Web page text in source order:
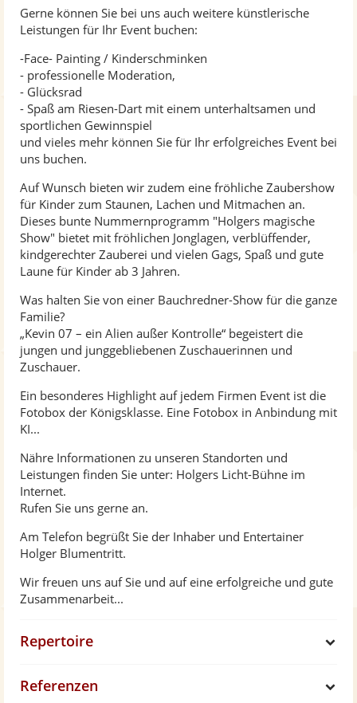
Gerne können Sie bei uns auch weitere künstlerische
Leistungen für Ihr Event buchen:
-Face- Painting / Kinderschminken
- professionelle Moderation,
- Glücksrad
- Spaß am Riesen-Dart mit einem unterhaltsamen und
sportlichen Gewinnspiel
und vieles mehr können Sie für Ihr erfolgreiches Event bei
uns buchen.
Auf Wunsch bieten wir zudem eine fröhliche Zaubershow
für Kinder zum Staunen, Lachen und Mitmachen an.
Dieses bunte Nummernprogramm "Holgers magische
Show" bietet mit fröhlichen Jonglagen, verblüffender,
kindgerechter Zauberei und vielen Gags, Spaß und gute
Laune für Kinder ab 3 Jahren.
Was halten Sie von einer Bauchredner-Show für die ganze
Familie?
„Kevin 07 – ein Alien außer Kontrolle“ begeistert die
jungen und junggebliebenen Zuschauerinnen und
Zuschauer.
Ein besonderes Highlight auf jedem Firmen Event ist die
Fotobox der Königsklasse. Eine Fotobox in Anbindung mit
KI...
Nähre Informationen zu unseren Standorten und
Leistungen finden Sie unter: Holgers Licht-Bühne im
Internet.
Rufen Sie uns gerne an.
Am Telefon begrüßt Sie der Inhaber und Entertainer
Holger Blumentritt.
Wir freuen uns auf Sie und auf eine erfolgreiche und gute
Zusammenarbeit...
Repertoire
Referenzen